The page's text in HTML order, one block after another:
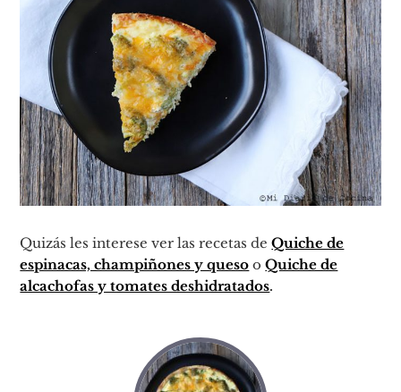
Quizás les interese ver las recetas deQuiche de
espinacas, champiñones y queso oQuiche de
alcachofas y tomates deshidratados.